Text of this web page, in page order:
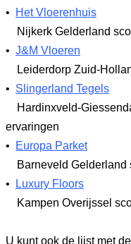
•
Het Vloerenhuis
Nijkerk Gelderland
• J&M Vloeren
Leiderdorp Zuid-
• Slingerland Tegels
Hardinxveld-
ervaringen
•
Europa Parket
Barneveld Gelderland
•
Luxury Floors
Kampen Overijssel
U kunt ook de lijst met de